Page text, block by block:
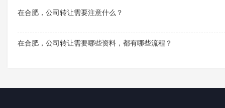
在合肥，公司转让需要注意什么？
在合肥，公司转让需要哪些资料，都有哪些流程？